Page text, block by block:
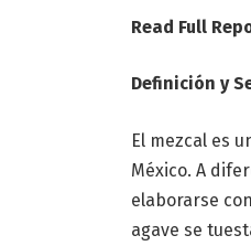
Read Full
Definición y
El mezcal es
México. A
elaborarse
agave se